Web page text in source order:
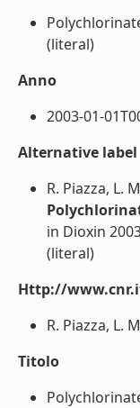
(literal)
Anno
2003-01-
Alternative label
R. Piazza, L.
in Dioxin
(literal)
Http://
R. Piazza, L.
Titolo